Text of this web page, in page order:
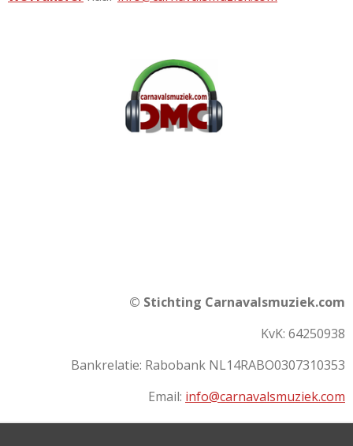
© Stichting Carnavalsmuziek.com
KvK: 64250938
Bankrelatie: Rabobank NL14RABO0307310353
Email: info@carnavalsmuziek.com